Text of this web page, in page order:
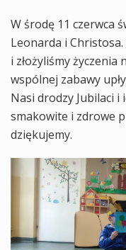
W środę 11 czerwca
Leonarda i Christosa.
i złożyliśmy życzenia
wspólnej zabawy
Nasi drodzy Jubilaci
smakowite i zdrowe
dziękujemy.